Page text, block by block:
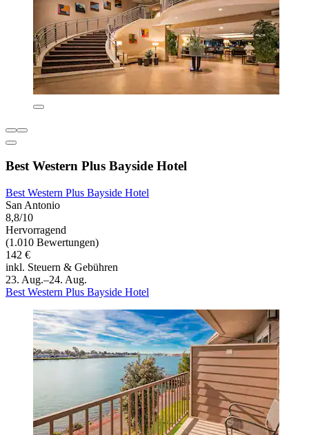
Best Western Plus Bayside Hotel
Best Western Plus Bayside Hotel
San Antonio
8,8/10
Hervorragend
(1.010 Bewertungen)
142 €
inkl. Steuern & Gebühren
23. Aug.–24. Aug.
Best Western Plus Bayside Hotel